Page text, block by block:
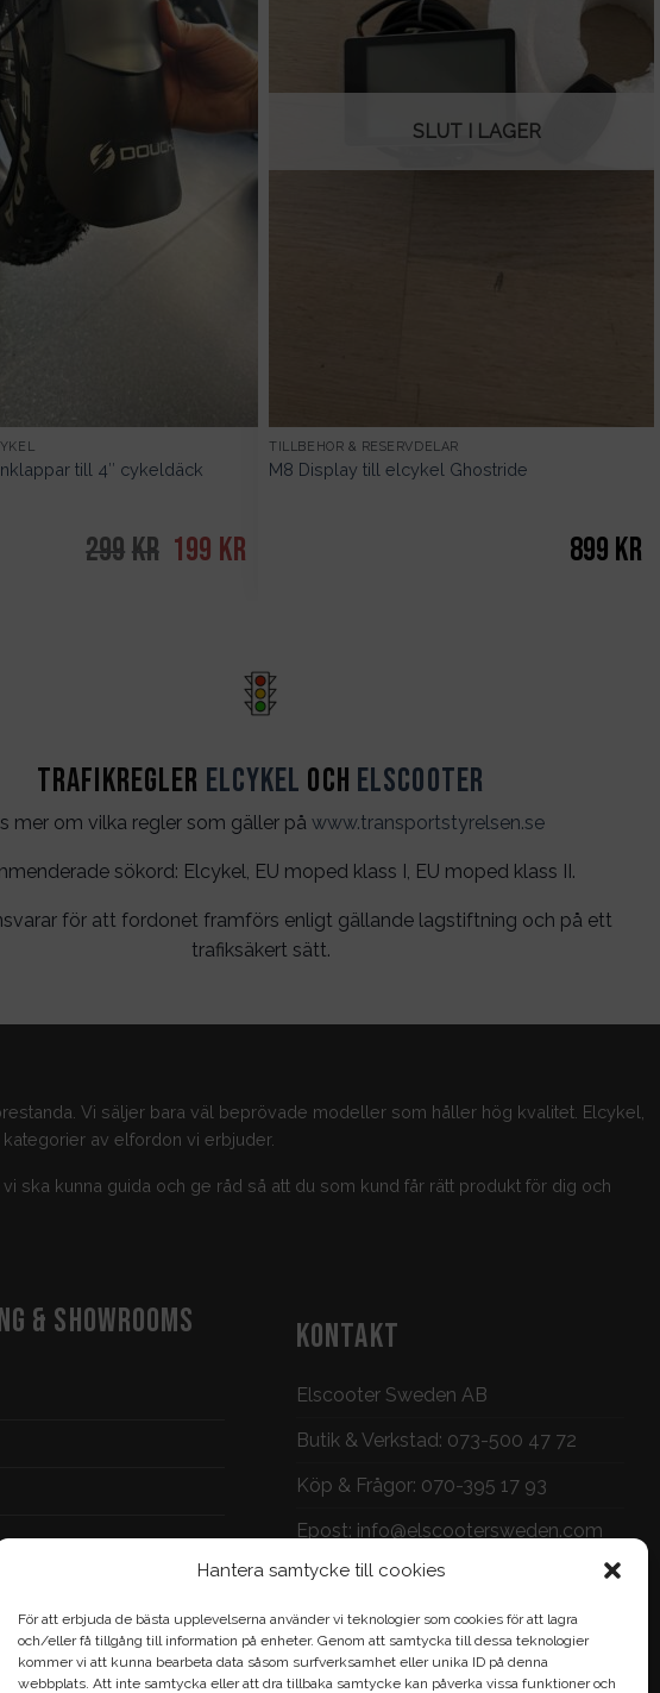
Hantera samtycke till cookies
För att erbjuda de bästa upplevelserna använder vi teknologier som cookies för att lagra
och/eller få tillgång till information på enheter. Genom att samtycka till dessa teknologier
kommer vi att kunna bearbeta data såsom surfverksamhet eller unika ID på denna
webbplats. Att inte samtycka eller att dra tillbaka samtycke kan påverka vissa funktioner och
till 4″ cykeldäck
299kr Det
ursprungliga
199 krDet
nuvarande
SLUT I LAGER
TILLBEHÖR & RESERVDELAR
M8 Display till elcykel Ghostride
899 kr
Trafikregler Elcykel och Elscooter
mer om vilka regler som gäller på www.transportstyrelsen.se
sökord: Elcykel, EU moped klass I, EU moped klass II.
för att fordonet framförs enligt gällande lagstiftning och på ett
trafiksäkert sätt.
Vi säljer bara väl beprövade modeller som håller hög kvalitet. Elcykel,
av elfordon vi erbjuder.
ska kunna guida och ge råd så att du som kund får rätt produkt för dig och
& SHOWROOMS KONTAKT
Elscooter Sweden AB
Butik & Verkstad: 073-500 47 72
Köp & Frågor: 070-395 17 93
Epost: info@elscootersweden.com
Brunnsgatan 7, Jönköping